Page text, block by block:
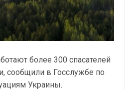
более 300 спасателей
сообщили в Госслужбе по
Украины.